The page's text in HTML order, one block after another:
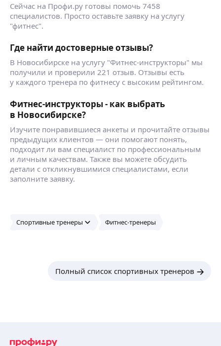
Сейчас на Профи.ру готовы помочь 7458
специалистов. Просто оставьте заявку на услугу
"фитнес".
Где найти достоверные отзывы?
В Новосибирске на услугу "Фитнес-инструкторы" мы
получили и проверили 221 отзыв. Отзывы есть
у каждого тренера по фитнесу с высоким рейтингом.
Фитнес-инструкторы - как выбрать
в Новосибирске?
Изучите понравившиеся анкеты и прочитайте отзывы
предыдущих клиентов — они помогают понять,
подходит ли вам специалист по профессиональным
и личным качествам. Также вы можете обсудить
детали с откликнувшимися специалистами, если
заполните заявку.
Спортивные тренеры Фитнес-тренеры
Полный список спортивных тренеров